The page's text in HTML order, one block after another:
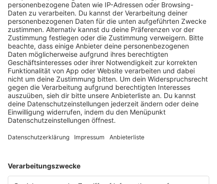
HOME
RADIOS
barba radio
Lagerfeuer
Füße hoch
Schmusekatze
Song Contest
Mädelsabend
Ich hasse Sport
Sonntag Morgen